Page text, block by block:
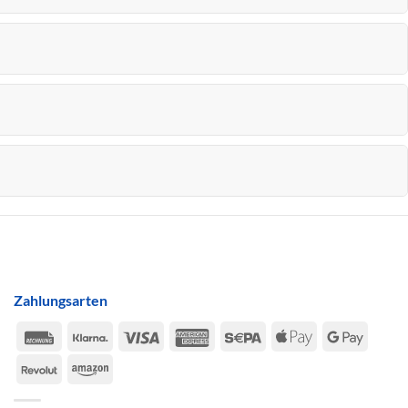
Zahlungsarten
Rechung
Klarna Visa
American Sepa
Apple
Google
RevolutAmazon